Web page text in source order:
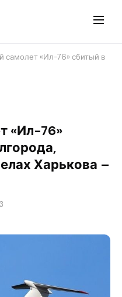
самолет «Ил-76» сбитый в
«Ил-76»
Харькова –